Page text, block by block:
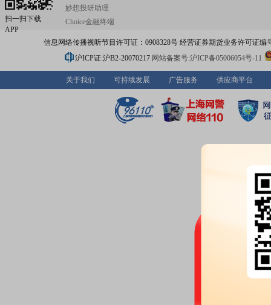
扫一扫下载
APP
妙想投研助理
Choice金融终端
信息网络传播视听节目许可证：0908328号 经营证券期货业务许可证编
沪ICP证:沪B2-20070217 网站备案号:沪ICP备05006054号-11
关于我们 可持续发展 广告服务 供应商平台